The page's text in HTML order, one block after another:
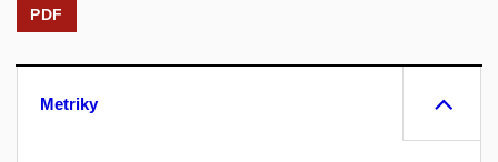
PDF
Metriky